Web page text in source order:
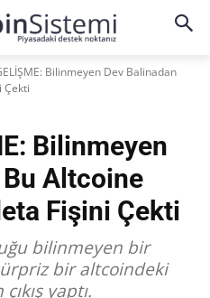
Bilinmeyen Dev Balinadan
Çekti
Bilinmeyen
Altcoine
Fişini Çekti
bilinmeyen bir
bir altcoindeki
yaptı.